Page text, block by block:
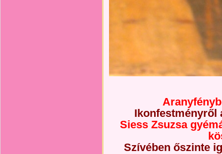
Ikonfestményről
Siess Zsuzsa
Szívében őszinte